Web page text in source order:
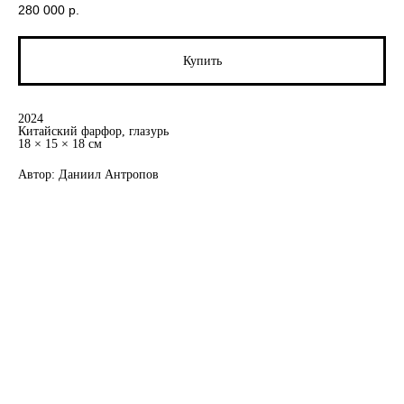
280 000 р.
Купить
2024
Китайский фарфор, глазурь
18 × 15 × 18 см
Автор: Даниил Антропов